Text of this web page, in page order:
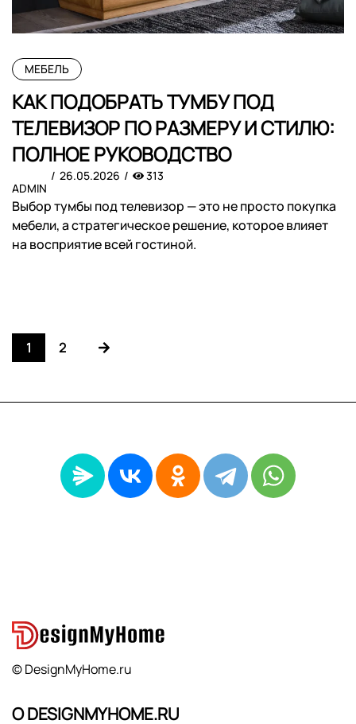
МЕБЕЛЬ
КАК ПОДОБРАТЬ ТУМБУ ПОД
ТЕЛЕВИЗОР ПО РАЗМЕРУ И СТИЛЮ:
ПОЛНОЕ РУКОВОДСТВО
ADMIN
26.05.2026 313
Выбор тумбы под телевизор — это не просто покупка
мебели, а стратегическое решение, которое влияет
на восприятие всей гостиной.
1 2
© DesignMyHome.ru
О DESIGNMYHOME.RU